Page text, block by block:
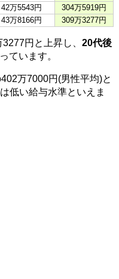
42万5543円
304万5919円
43万8166円 309万3277円
円と上昇し、 20代後
ています。
万7000円(男性平均)と
低い給与水準といえま